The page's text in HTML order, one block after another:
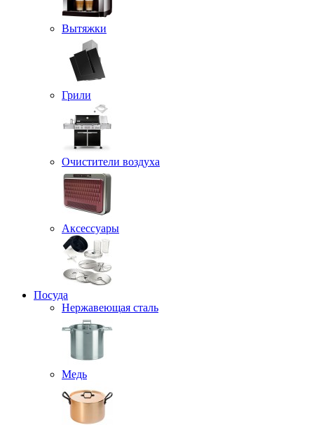
Вытяжки
Грили
Очистители воздуха
Аксессуары
Посуда
Нержавеющая сталь
Медь